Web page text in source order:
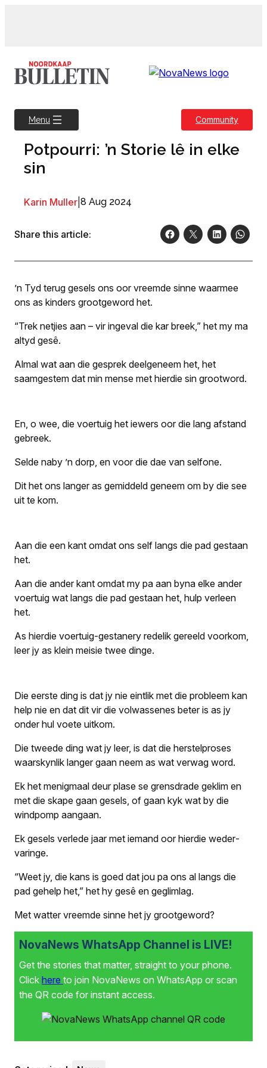
Menu Community
Potpourri: ’n Storie lê in elke
sin
Karin Muller 8 Aug 2024
Share this article:
’n Tyd terug gesels ons oor vreemde sinne waarmee
ons as kinders grootgeword het.
“Trek netjies aan – vir ingeval die kar breek,” het my ma
altyd gesê.
Almal wat aan die gesprek deelgeneem het, het
saamgestem dat min mense met hierdie sin grootword.
En, o wee, die voertuig het iewers oor die lang afstand
gebreek.
Selde naby ’n dorp, en voor die dae van selfone.
Dit het ons langer as gemiddeld geneem om by die see
uit te kom.
Aan die een kant omdat ons self langs die pad gestaan
het.
Aan die ander kant omdat my pa aan byna elke ander
voertuig wat langs die pad gestaan het, hulp verleen
het.
As hierdie voertuig-gestanery redelik gereeld voorkom,
leer jy as klein meisie twee dinge.
Die eerste ding is dat jy nie eintlik met die probleem kan
help nie en dat dit vir die volwassenes beter is as jy
onder hul voete uitkom.
Die tweede ding wat jy leer, is dat die herstelproses
waarskynlik langer gaan neem as wat verwag word.
Ek het menigmaal deur plase se grensdrade geklim en
met die skape gaan gesels, of gaan kyk wat by die
windpomp aangaan.
Ek gesels verlede jaar met iemand oor hierdie weder­
varinge.
“Weet jy, die kans is goed dat jou pa ons al langs die
pad gehelp het,” het hy gesê en geglimlag.
Met watter vreemde sinne het jy grootgeword?
NovaNews WhatsApp Channel is LIVE!
Get the stories that matter, straight to your phone.
Click here to join NovaNews on WhatsApp or scan
the QR code for instant access.